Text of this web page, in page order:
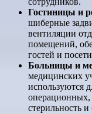
Гостиницы и
шиберные
вентиляции
помещений,
гостей и
Больницы и
медицинских
используются
операционных,
стерильность